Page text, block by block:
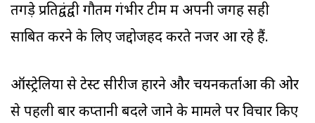
तगड़े प्रतिद्वंद्वी गौतम गंभीर टीम में अपनी जगह सही
साबित करने के लिए जद्दोजहद करते नजर आ रहे हैं.
ऑस्ट्रेलिया से टेस्ट सीरीज हारने और चयनकर्ताओं की ओर
से पहली बार कप्तानी बदले जाने के मामले पर विचार किए